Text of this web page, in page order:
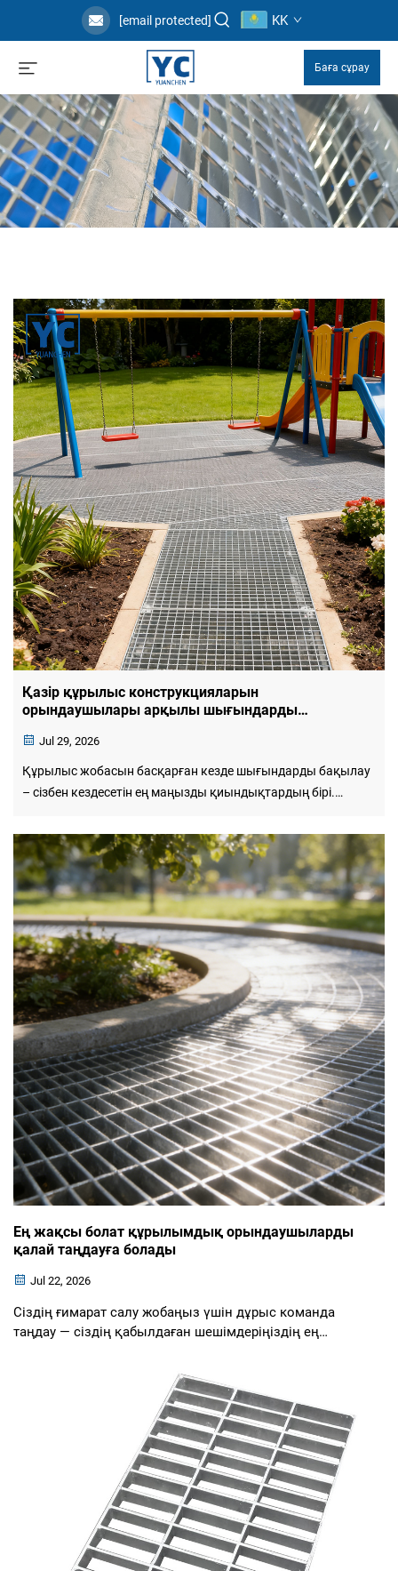
[email protected] KK
Баға сұрау
Қазір құрылыс конструкцияларын
орындаушылары арқылы шығындарды
Jul 29, 2026
Құрылыс жобасын басқарған кезде шығындарды бақылау
– сізбен кездесетін ең маңызды қиындықтардың бірі.
компаниялар өндірістік, коммерциялық және
инфрақұрылымдық жобалар үшін қазір қолайлы таңдау
болып табылады, себебі олар өлшенетін...
Ең жақсы болат құрылымдық орындаушыларды
қалай таңдауға болады
Jul 22, 2026
Сіздің ғимарат салу жобаңыз үшін дұрыс команда
таңдау — сіздің қабылдаған шешімдеріңіздің ең
орындаушылар — сіздің ...